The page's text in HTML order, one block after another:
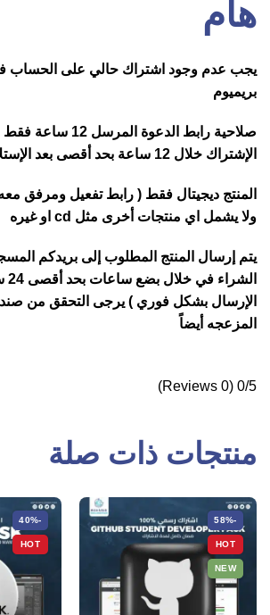
هام
يجب عدم وجود اشتراك حالي على الحساب
بريميوم
صلاحية رابط الدعوة
الإشتراك خلال 12 ساعة بحد أقصى بعد الإستلام
المنتج ديجيتال فقط ( رابط تفعيل ومرفق
ولا يشمل اي منتجات أخرى مثل cd او غيره
يتم إرسال المنتج المطلوب إلى بريدكم
الإرسال بشكل فوري ) يرجى التحقق من
المزعجه أيضاً
0/5
(0 Reviews)
منتجات ذات صلة
-58%
HOT
NEW
-40%
HOT